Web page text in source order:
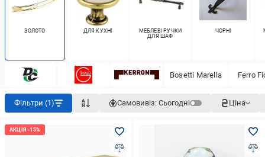
ЗОЛОТО ДЛЯ КУХНІ
МЕБЛЕВІ РУЧКИ
ДЛЯ ШАФ
ЧОРНІ
Bosetti Marella Ferro
Фільтри (1) Самовивіз: Сьогодні Ціна